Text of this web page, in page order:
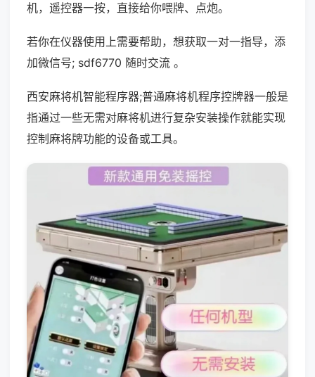
机，遥控器一按，直接给你喂牌、点炮。
若你在仪器使用上需要帮助，想获取一对一指导，添
加微信号; sdf6770 随时交流 。
西安麻将机智能程序器;普通麻将机程序控牌器一般是
指通过一些无需对麻将机进行复杂安装操作就能实现
控制麻将牌功能的设备或工具。